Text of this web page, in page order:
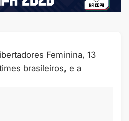
Feminina, 13
brasileiros, e a